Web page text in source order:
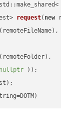
request( new
nullptr ))